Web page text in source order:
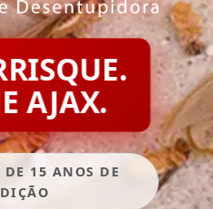
AJAX.
15 ANOS DE